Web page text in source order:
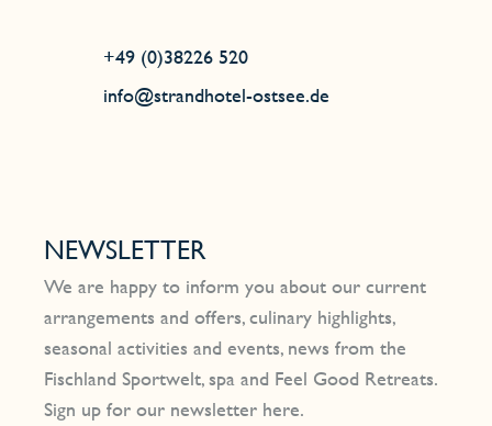
+49 (0)38226 520
info@strandhotel-ostsee.de
NEWSLETTER
We are happy to inform you about our current
arrangements and offers, culinary highlights,
seasonal activities and events, news from the
Fischland Sportwelt, spa and Feel Good Retreats.
Sign up for our newsletter here.